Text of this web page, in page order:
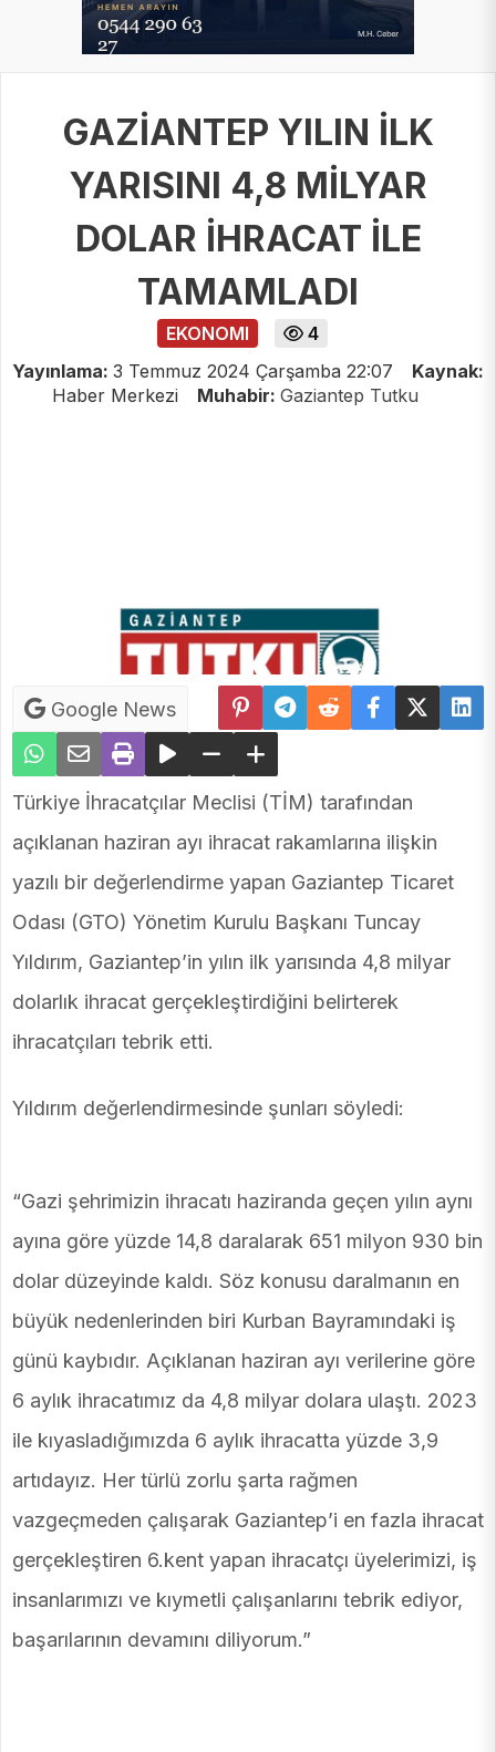
GAZİANTEP YILIN İLK
YARISINI 4,8 MİLYAR
DOLAR İHRACAT İLE
TAMAMLADI
EKONOMI
4
Yayınlama: 3 Temmuz 2024 Çarşamba 22:07
Kaynak:
Haber Merkezi
Muhabir: Gaziantep Tutku
Google News
Türkiye İhracatçılar Meclisi (TİM) tarafından
açıklanan haziran ayı ihracat rakamlarına ilişkin
yazılı bir değerlendirme yapan Gaziantep Ticaret
Odası (GTO) Yönetim Kurulu Başkanı Tuncay
Yıldırım, Gaziantep’in yılın ilk yarısında 4,8 milyar
dolarlık ihracat gerçekleştirdiğini belirterek
ihracatçıları tebrik etti.
Yıldırım değerlendirmesinde şunları söyledi:
“Gazi şehrimizin ihracatı haziranda geçen yılın aynı
ayına göre yüzde 14,8 daralarak 651 milyon 930 bin
dolar düzeyinde kaldı. Söz konusu daralmanın en
büyük nedenlerinden biri Kurban Bayramındaki iş
günü kaybıdır. Açıklanan haziran ayı verilerine göre
6 aylık ihracatımız da 4,8 milyar dolara ulaştı. 2023
ile kıyasladığımızda 6 aylık ihracatta yüzde 3,9
artıdayız. Her türlü zorlu şarta rağmen
vazgeçmeden çalışarak Gaziantep’i en fazla ihracat
gerçekleştiren 6.kent yapan ihracatçı üyelerimizi, iş
insanlarımızı ve kıymetli çalışanlarını tebrik ediyor,
başarılarının devamını diliyorum.”